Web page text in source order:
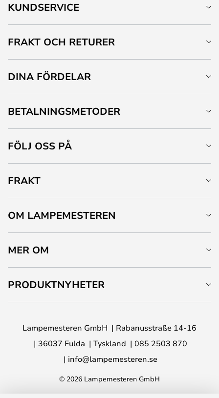
KUNDSERVICE
FRAKT OCH RETURER
DINA FÖRDELAR
BETALNINGSMETODER
FÖLJ OSS PÅ
FRAKT
OM LAMPEMESTEREN
MER OM
PRODUKTNYHETER
Lampemesteren GmbH
Rabanusstraße 14-16
36037 Fulda
Tyskland
085 2503 870
info@lampemesteren.se
© 2026 Lampemesteren GmbH